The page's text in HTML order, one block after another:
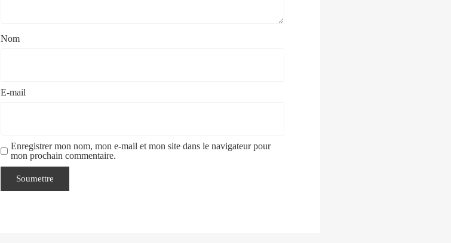
Nom
E-mail
Enregistrer mon nom, mon e-mail et mon site dans le navigateur pour
mon prochain commentaire.